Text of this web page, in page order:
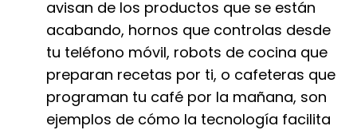
avisan de los productos que se están
acabando, hornos que controlas desde
tu teléfono móvil, robots de cocina que
preparan recetas por ti, o cafeteras que
programan tu café por la mañana, son
ejemplos de cómo la tecnología facilita